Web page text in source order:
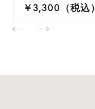
￥3,300（税込）